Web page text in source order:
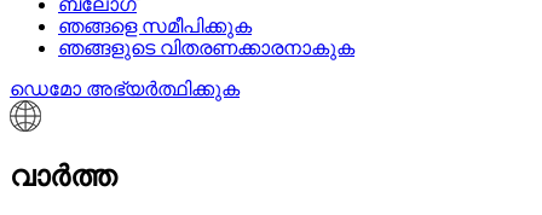
ബ്ലോഗ്
ഞങ്ങളെ സമീപിക്കുക
ഞങ്ങളുടെ വിതരണക്കാരനാകുക
ഡെമോ അഭ്യർത്ഥിക്കുക
വാർത്ത